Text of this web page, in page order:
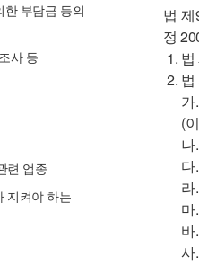
부담금 등의
사 등
련 업종
지켜야 하는
법
정
1.
2.
(
다
사